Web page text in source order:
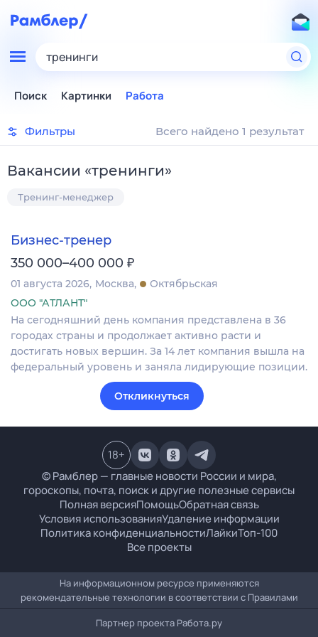
тренинги
Поиск Картинки Работа
Фильтры Всего найдено 1 результат
Вакансии «тренинги»
Тренинг-менеджер
Бизнес-тренер
350 000–400 000 ₽
01 августа 2026 Москва
Октябрьская
ООО "АТЛАНТ"
На сегодняшний день компания представлена в 36
городах страны и продолжает активно расти и
достигать новых вершин. За 14 лет компания вышла на
федеральный уровень и заняла лидирующие позиции.
Откликнуться
© Рамблер — главные новости России и мира,
гороскопы, почта, поиск и другие полезные сервисы
Полная версияПомощьОбратная связь
Условия использованияУдаление информации
Политика конфиденциальностиЛайкиТоп-100
Все проекты
18+
На информационном ресурсе применяются
рекомендательные технологии в соответствии с Правилами
Партнер проекта Работа.ру